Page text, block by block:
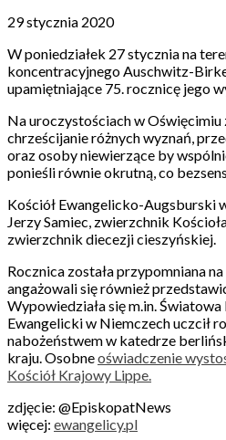
29 stycznia 2020
W poniedziałek 27 stycznia na
koncentracyjnego Auschwitz-
upamiętniające 75. rocznicę jego
Na uroczystościach w Oświęcimiu
chrześcijanie różnych wyznań,
oraz osoby niewierzące by
ponieśli równie okrutną, co
Kościół Ewangelicko-Augsburski
Jerzy Samiec, zwierzchnik
zwierzchnik diecezji cieszyńskiej.
Rocznica została przypomniana
angażowali się również
Wypowiedziała się m.in. Światowa
Ewangelicki w Niemczech uczcił
nabożeństwem w katedrze
kraju. Osobneoświadczenie
Kościół Krajowy Lippe.
zdjęcie: @EpiskopatNews
więcej: ewangelicy.pl